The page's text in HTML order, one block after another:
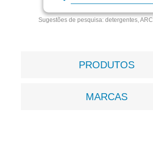
Sugestões de pesquisa:detergentes,
PRODUTOS
MARCAS